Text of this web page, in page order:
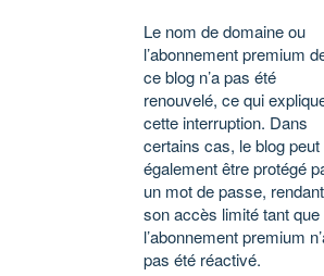
Le nom de domaine ou
l’abonnement premium
ce blog n’a pas été
renouvelé, ce qui
cette interruption. Dans
certains cas, le blog peut
également être protégé
un mot de passe, rendant
son accès limité tant que
l’abonnement premium
pas été réactivé.